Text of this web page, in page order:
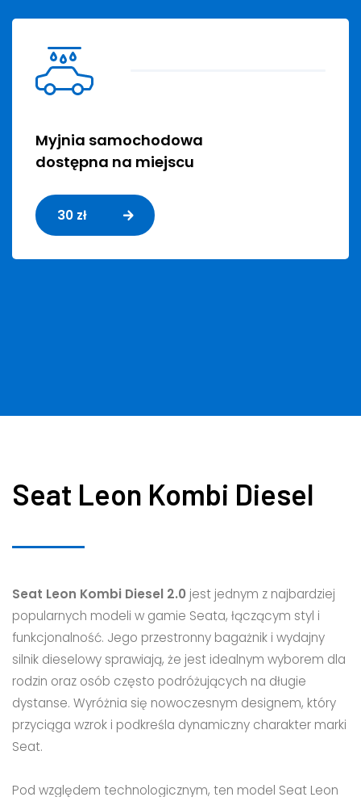
Myjnia samochodowa
dostępna na miejscu
30 zł
Seat Leon Kombi Diesel
Seat Leon Kombi Diesel 2.0 jest jednym z najbardziej
popularnych modeli w gamie Seata, łączącym styl i
funkcjonalność. Jego przestronny bagażnik i wydajny
silnik dieselowy sprawiają, że jest idealnym wyborem dla
rodzin oraz osób często podróżujących na długie
dystanse. Wyróżnia się nowoczesnym designem, który
przyciąga wzrok i podkreśla dynamiczny charakter marki
Seat.
Pod względem technologicznym, ten model Seat Leon